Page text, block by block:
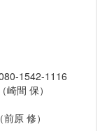
1542-1116
間 保）
前原 修）